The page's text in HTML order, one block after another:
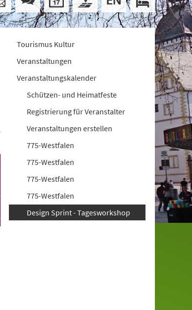
Tourismus Kultur
Veranstaltungen
Veranstaltungskalender
Schützen- und Heimatfeste
Registrierung für Veranstalter
Veranstaltungen erstellen
775-Westfalen
775-Westfalen
775-Westfalen
775-Westfalen
Design Sprint - Tagesworkshop